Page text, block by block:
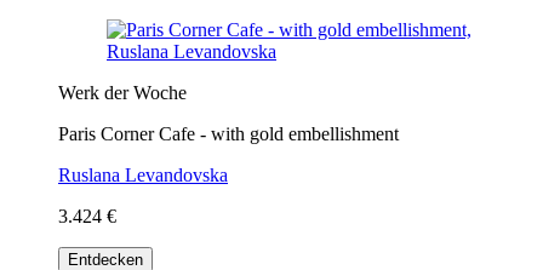
Werk der Woche
Paris Corner Cafe - with gold embellishment
Ruslana Levandovska
3.424 €
Entdecken